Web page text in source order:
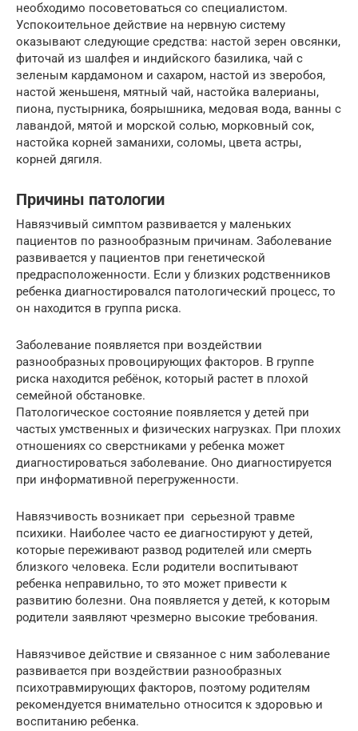
необходимо посоветоваться со специалистом.
Успокоительное действие на нервную систему
оказывают следующие средства: настой зерен овсянки,
фиточай из шалфея и индийского базилика, чай с
зеленым кардамоном и сахаром, настой из зверобоя,
настой женьшеня, мятный чай, настойка валерианы,
пиона, пустырника, боярышника, медовая вода, ванны с
лавандой, мятой и морской солью, морковный сок,
настойка корней заманихи, соломы, цвета астры,
корней дягиля.
Причины патологии
Навязчивый симптом развивается у маленьких
пациентов по разнообразным причинам. Заболевание
развивается у пациентов при генетической
предрасположенности. Если у близких родственников
ребенка диагностировался патологический процесс, то
он находится в группа риска.
Заболевание появляется при воздействии
разнообразных провоцирующих факторов. В группе
риска находится ребёнок, который растет в плохой
семейной обстановке.
Патологическое состояние появляется у детей при
частых умственных и физических нагрузках. При плохих
отношениях со сверстниками у ребенка может
диагностироваться заболевание. Оно диагностируется
при информативной перегруженности.
Навязчивость возникает при серьезной травме
психики. Наиболее часто ее диагностируют у детей,
которые переживают развод родителей или смерть
близкого человека. Если родители воспитывают
ребенка неправильно, то это может привести к
развитию болезни. Она появляется у детей, к которым
родители заявляют чрезмерно высокие требования.
Навязчивое действие и связанное с ним заболевание
развивается при воздействии разнообразных
психотравмирующих факторов, поэтому родителям
рекомендуется внимательно относится к здоровью и
воспитанию ребенка.